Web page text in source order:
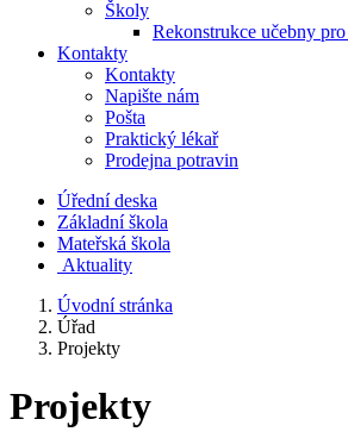
Školy
Rekonstrukce učebny
Kontakty
Kontakty
Napište nám
Pošta
Praktický lékař
Prodejna potravin
Úřední deska
Základní škola
Mateřská škola
Aktuality
Úvodní stránka
Úřad
Projekty
Projekty